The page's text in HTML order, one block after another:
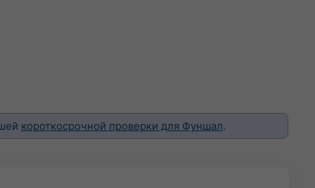
короткосрочной проверки для Фуншал.